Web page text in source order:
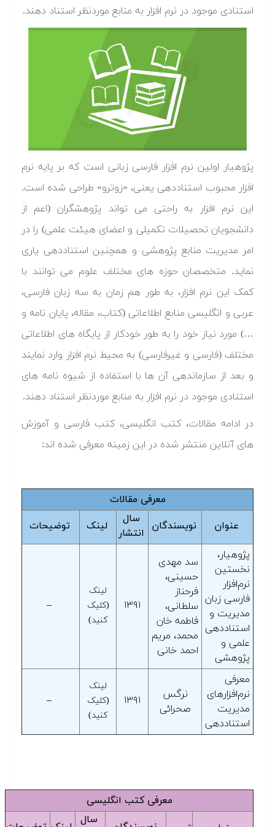
استنادی موجود در نرم افزار به منابع موردنظر استناد دهند.
پژوهیار اولین نرم افزار فارسی زبانی است که بر پایه نرم
افزار محبوب استناددهی یعنی، «زوترو» طراحی شده است.
این نرم افزار به راحتی می تواند پژوهشگران (اعم از
دانشجویان تحصیلات تکمیلی و اعضای هیئت علمی) را در
امر مدیریت منابع پژوهشی و همچنین استناددهی یاری
نماید. متخصصان حوزه های مختلف علوم می توانند با
کمک این نرم افزار، به طور هم زمان به سه زبان فارسی،
عربی و انگلیسی منابع اطلاعاتی (کتاب، مقاله، پایان نامه و
…) مورد نیاز خود را به طور خودکار از پایگاه های اطلاعاتی
مختلف (فارسی و غیرفارسی) به محیط نرم افزار وارد نمایند
و بعد از سازماندهی آن ها با استفاده از شیوه نامه های
استنادی موجود در نرم افزار به منابع موردنظر استناد دهند.
در ادامه مقالات، کتب انگلیسی، کتب فارسی و آموزش
های آنلاین منتشر شده در این زمینه معرفی شده اند:
معرفی مقالات
عنوان
نویسندگان
سال
انتشار
لینک توضیحات
پژوهیار،
نخستین
نرم‌افزار
فارسی زبان
مدیریت و
استناددهی
علمی و
پژوهشی
سد مهدی
حسینی،
فرحناز
سلطانی،
فاطمه خان
محمد، مریم
احمد خانی
۱۳۹۱
لینک
(کلیک
کنید)
–
معرفی
نرم‌افزارهای
مدیریت
استناددهی
نرگس
صحرائی
۱۳۹۱
لینک
(کلیک
کنید)
–
معرفی کتب انگلیسی
سال